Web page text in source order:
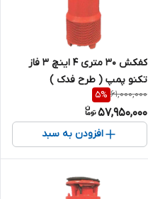
کفکش 30 متری 4 اینچ 3 فاز
تکنو پمپ ( طرح فدک )
61,000,000
5%
57,950,000
افزودن به سبد